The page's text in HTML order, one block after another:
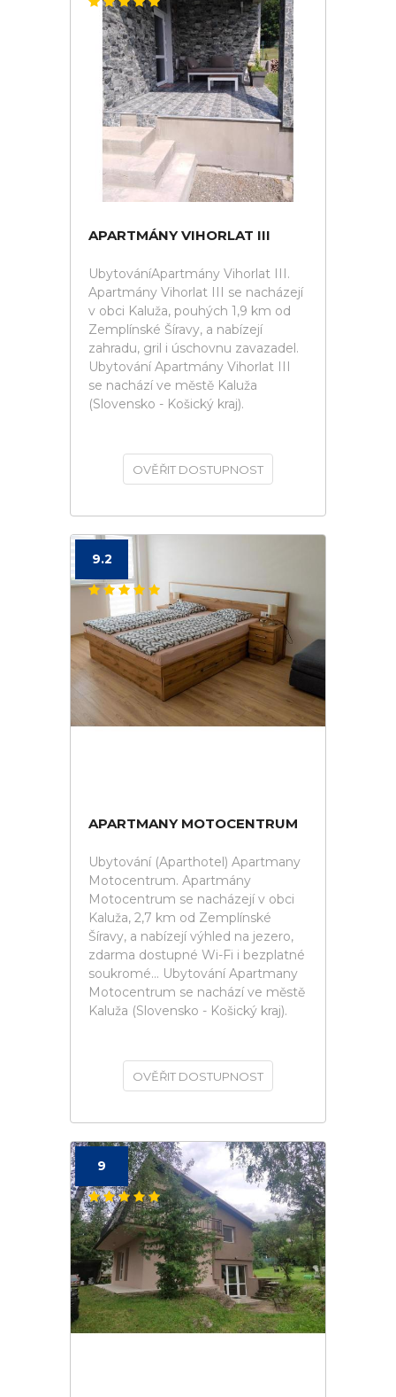
APARTMÁNY VIHORLAT III
UbytováníApartmány Vihorlat III.
Apartmány Vihorlat III se nacházejí
v obci Kaluža, pouhých 1,9 km od
Zemplínské Šíravy, a nabízejí
zahradu, gril i úschovnu zavazadel.
Ubytování Apartmány Vihorlat III
se nachází ve městě Kaluža
(Slovensko - Košický kraj).
OVĚŘIT DOSTUPNOST
9.2
APARTMANY MOTOCENTRUM
Ubytování (Aparthotel) Apartmany
Motocentrum. Apartmány
Motocentrum se nacházejí v obci
Kaluža, 2,7 km od Zemplínské
Šíravy, a nabízejí výhled na jezero,
zdarma dostupné Wi-Fi i bezplatné
soukromé... Ubytování Apartmany
Motocentrum se nachází ve městě
Kaluža (Slovensko - Košický kraj).
OVĚŘIT DOSTUPNOST
9